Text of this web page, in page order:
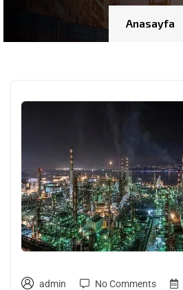
Anasayfa
admin No Comments